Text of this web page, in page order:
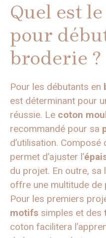
Quel est
pour
broderie ?
Pour les débutants en
est déterminant pour
réussie. Le coton
recommandé pour sa
d’utilisation. Composé
permet d’ajuster l’
du projet. En outre, sa
offre une multitude de
Pour les premiers
motifs simples et des
coton facilitera